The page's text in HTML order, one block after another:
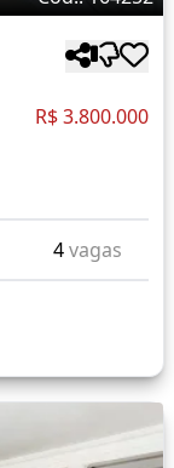
R$ 3.800.000
4vagas